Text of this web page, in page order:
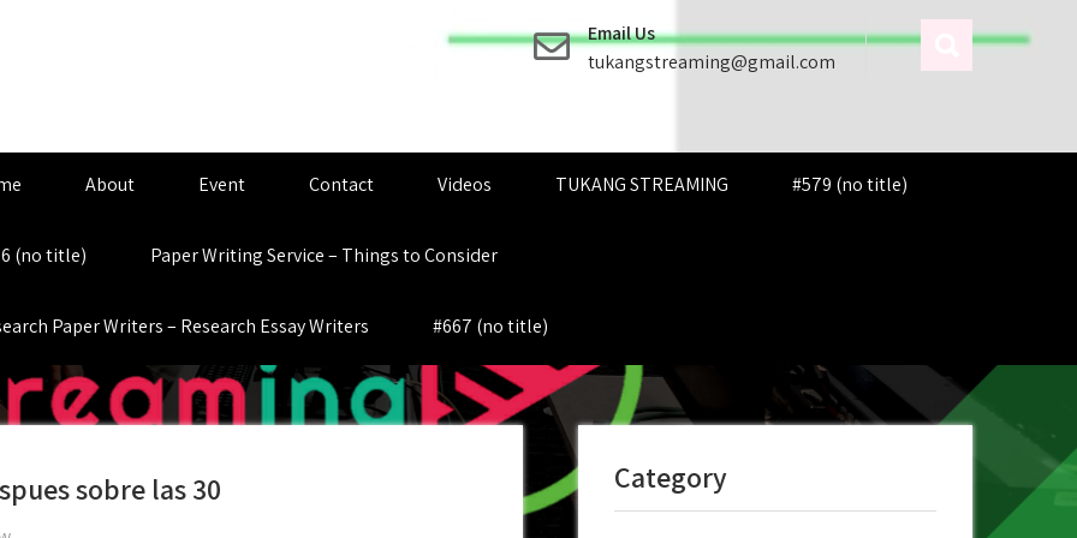
Email Us
tukangstreaming@gmail.com
About Event Contact Videos TUKANG STREAMING #579 (no title)
(no title) Paper Writing Service – Things to Consider
Paper Writers – Research Essay Writers #667 (no title)
sobre las 30 Category